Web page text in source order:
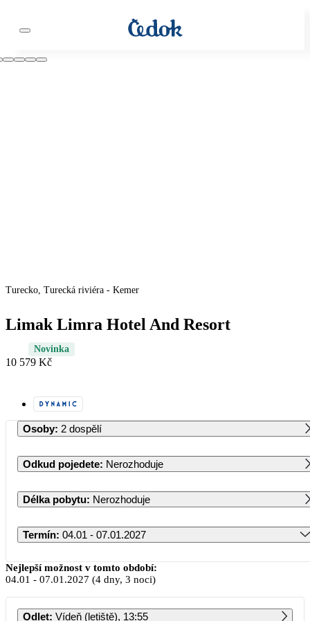
Turecko, Turecká riviéra - Kemer
Limak Limra Hotel And Resort
Novinka
10 579 Kč
Osoby: 2 dospělí
Odkud pojedete: Nerozhoduje
Délka pobytu: Nerozhoduje
Termín: 04.01 - 07.01.2027
Leden 2027
PO ÚT ST ČT PÁ SO NE
Nejlepší možnost v tomto období:
04.01 - 07.01.2027 (4 dny, 3 noci)
Odlet: Vídeň (letiště), 13:55